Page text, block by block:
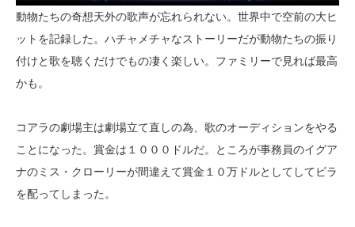
動物たちの奇想天外の歌声が忘れられない。世界中で空前の大ヒ
ットを記録した。ハチャメチャなストーリーだが動物たちの振り
付けと歌を聴くだけでもの凄く楽しい。ファミリーで見れば最高
かも。
コアラの劇場主は劇場立て直しの為、歌のオーディションをやる
ことになった。賞金は１０００ドルだ。ところが事務員のイグア
ナのミス・クローリーが間違えて賞金１０万ドルとしてしてビラ
を配ってしまった。